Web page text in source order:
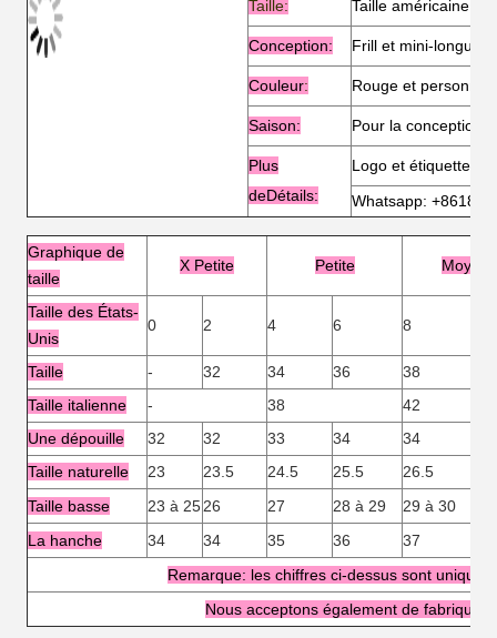
Taille: Taille américaine et
Conception: Frill et mini-
Couleur: Rouge et
Saison: Pour la conception
Plus
deDétails:
Logo et étiquette
Whatsapp:
Graphique de
taille
X Petite Petite
Taille des États-
Unis
0 2 4 6 8
Taille - 32 34 36 38
Taille italienne
- 38
42
Une dépouille
32 32 33 34 34
Taille naturelle
23 23.5 24.5 25.5 26.5
Taille basse
23 à 2526 27 28 à 29 29 à 30
La hanche
34 34 35 36 37
Remarque: les chiffres ci-dessus sont
Nous acceptons également de fabriquer